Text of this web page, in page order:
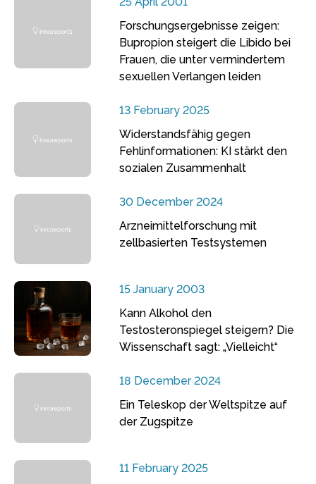
Forschungsergebnisse zeigen:
Bupropion steigert die Libido bei
Frauen, die unter vermindertem
sexuellen Verlangen leiden
13 February 2025
Widerstandsfähig gegen
Fehlinformationen: KI stärkt den
sozialen Zusammenhalt
30 December 2024
Arzneimittelforschung mit
zellbasierten Testsystemen
15 January 2003
Kann Alkohol den
Testosteronspiegel steigern? Die
Wissenschaft sagt: „Vielleicht“
18 December 2024
Ein Teleskop der Weltspitze auf
der Zugspitze
11 February 2025